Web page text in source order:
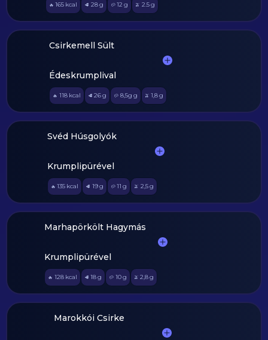
🔥 165 kcal 🥩 28g 🥔 12 g 🫒 2.5g
Csirkemell Sült
Édeskrumplival
🔥 118 kcal 🥩 26g 🥔 8,5g g 🫒 1,8g
Svéd Húsgolyók
Krumplipürével
🔥 135 kcal 🥩 19g 🥔 11 g 🫒 2,5g
Marhapörkölt Hagymás
Krumplipürével
🔥 128 kcal 🥩 18g 🥔 10g 🫒 2,8g
Marokkói Csirke